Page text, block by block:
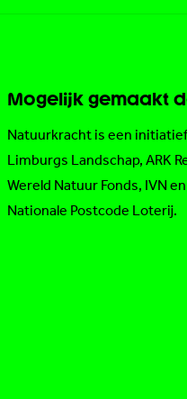
Mogelijk gemaakt
Natuurkracht is een
Limburgs Landschap, ARK
Wereld Natuur Fonds, IVNen
Nationale Postcode Loterij.